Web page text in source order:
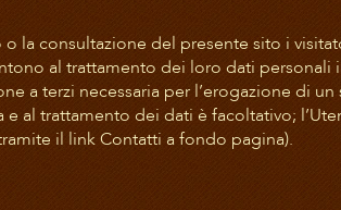
la consultazione del presente sito i
al trattamento dei loro dati personali
a terzi necessaria per l’erogazione di un
al trattamento dei dati è facoltativo;
il link Contatti a fondo pagina).